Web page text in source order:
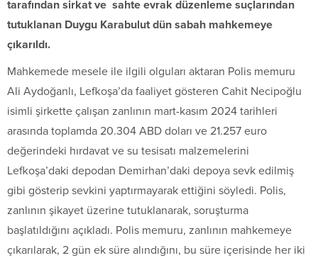
tarafından sirkat ve sahte evrak düzenleme suçlarından
tutuklanan Duygu Karabulut dün sabah mahkemeye
çıkarıldı.
Mahkemede mesele ile ilgili olguları aktaran Polis memuru
Ali Aydoğanlı, Lefkoşa’da faaliyet gösteren Cahit Necipoğlu
isimli şirkette çalışan zanlının mart-kasım 2024 tarihleri
arasında toplamda 20.304 ABD doları ve 21.257 euro
değerindeki hırdavat ve su tesisatı malzemelerini
Lefkoşa’daki depodan Demirhan’daki depoya sevk edilmiş
gibi gösterip sevkini yaptırmayarak ettiğini söyledi. Polis,
zanlının şikayet üzerine tutuklanarak, soruşturma
başlatıldığını açıkladı. Polis memuru, zanlının mahkemeye
çıkarılarak, 2 gün ek süre alındığını, bu süre içerisinde her iki